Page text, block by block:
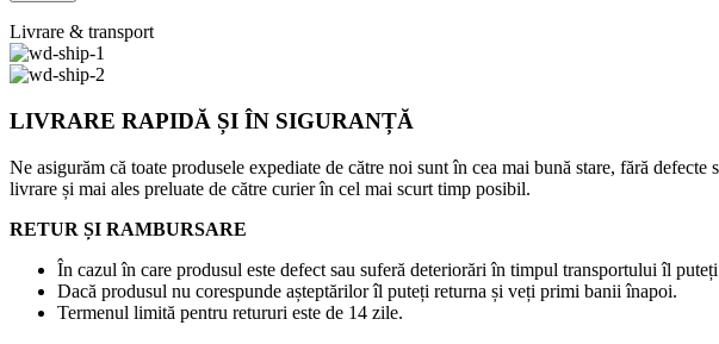
Livrare & transport
LIVRARE RAPIDĂ ȘI ÎN SIGURANȚĂ
Ne asigurăm că toate produsele expediate de către noi sunt în cea mai bună stare, fără
livrare și mai ales preluate de către curier în cel mai scurt timp posibil.
RETUR ȘI RAMBURSARE
În cazul în care produsul este defect sau suferă deteriorări în timpul transportului îl
Dacă produsul nu corespunde așteptărilor îl puteți returna și veți primi banii înapoi.
Termenul limită pentru retururi este de 14 zile.